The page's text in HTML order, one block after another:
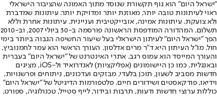
"ישראל היום" הוא גוף תקשורת שנוסד מתוך האמונה שהציבור הישראלי
ראוי לעיתונות טובה יותר, מאוזנת יותר ומדויקת יותר. עיתונות שמדברת
ולא צועקת. עיתונות אמינה, אובייקטיבית ועניינית. עיתונות אחרת וללא
תשלום. המהדורה המודפסת הראשונה פורסמה ב-30 ביולי 2007, וב-2010
הפך "ישראל היום" לעיתון הישראלי בעל שיעור החשיפה הגבוה ביותר בימי
חול. מו"ל העיתון היא ד"ר מרים אדלסון. העורך הראשי הוא עמר לחמנוביץ,
והעורך המייסד הוא עמוס רגב. אתרי האינטרנט של "ישראל היום" בעברית
ובאנגלית, כמו כן היישומונים (אפליקציות) לאנדרואיד ול-iOS, מציגים
חדשות מסביב לשעון, תוכן בלעדי, מבזקים ועדכונים, ניתוחים ופרשנויות,
וידיאו, פודקאסטים ושידורים חיים. פלטפורמות הדיגיטל של "ישראל היום"
כוללות ערוצי חדשות ודעות, תרבות ובידור, לייף סטייל, טכנולוגיה, ספורט,